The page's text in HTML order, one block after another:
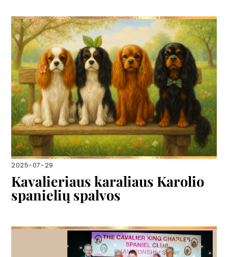
2025-07-29
Kavalieriaus karaliaus Karolio
spanielių spalvos